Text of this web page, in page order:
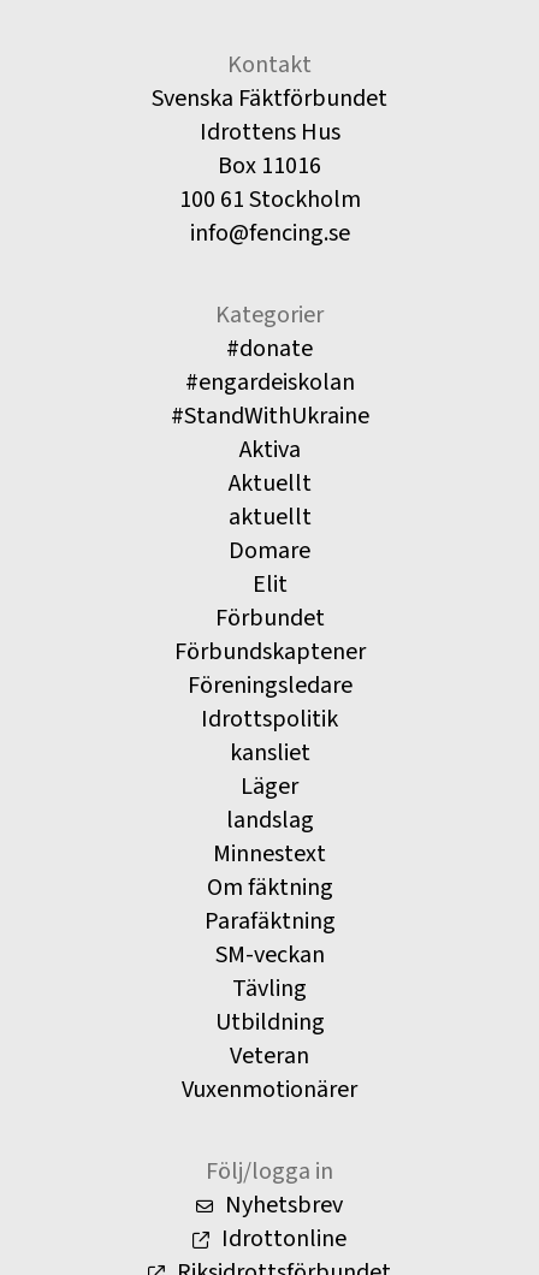
Kontakt
Svenska Fäktförbundet
Idrottens Hus
Box 11016
100 61 Stockholm
info@fencing.se
Kategorier
#donate
#engardeiskolan
#StandWithUkraine
Aktiva
Aktuellt
aktuellt
Domare
Elit
Förbundet
Förbundskaptener
Föreningsledare
Idrottspolitik
kansliet
Läger
landslag
Minnestext
Om fäktning
Parafäktning
SM-veckan
Tävling
Utbildning
Veteran
Vuxenmotionärer
Följ/logga in
Nyhetsbrev
Idrottonline